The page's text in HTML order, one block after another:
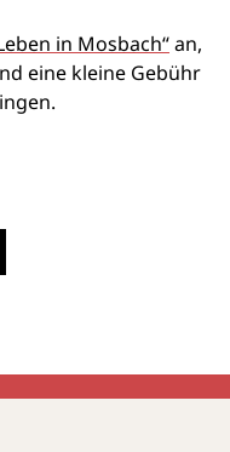
in Mosbach“an,
eine kleine Gebühr